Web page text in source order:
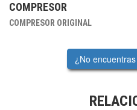
COMPRESOR
COMPRESOR ORIGINAL
¿No